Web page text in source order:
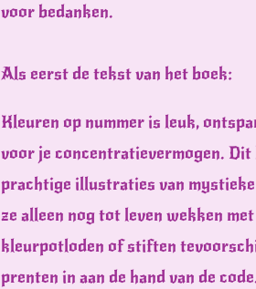
voor bedanken.
Als eerst de tekst van het boek:
Kleuren op nummer is leuk,
voor je concentratievermogen. Dit
prachtige illustraties van mystieke
ze alleen nog tot leven wekken
kleurpotloden of stiften
prenten in aan de hand van de